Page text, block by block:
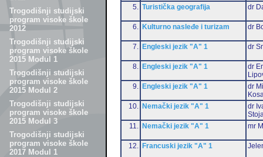
Trogodišnji studijski
program visoke škole
2012
Trogodišnji studijski
program visoke škole
2015 Modul 1
Trogodišnji studijski
program visoke škole
2015 Modul 2
Trogodišnji studijski
program visoke škole
2015 Modul 3
Trogodišnji studijski
program visoke škole
2017 Modul 1
5. Turistička geografija dr
6. Kulturno nasleđe i turizam dr
7. Engleski jezik "A" 1 dr
8. Engleski jezik "A" 1
dr
9.
Engleski jezik "A" 1
dr
10.
Nemački jezik "A" 1
dr
11.
Nemački jezik "A" 1 mr
12. Francuski jezik "A" 1